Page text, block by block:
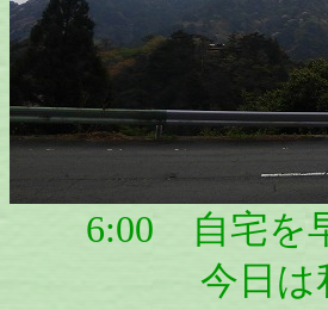
6:00 自宅を早
今日は私が近